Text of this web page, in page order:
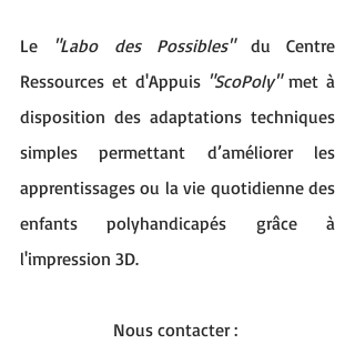
Le "Labo des Possibles" du Centre
Ressources et d'Appuis "ScoPoly" met à
disposition des adaptations techniques
simples permettant d’améliorer les
apprentissages ou la vie quotidienne des
enfants polyhandicapés grâce à
l'impression 3D.
Nous contacter :